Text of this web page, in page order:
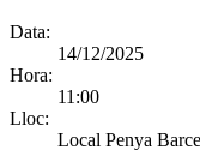
Data:
14/12/2025
Hora:
11:00
Lloc:
Local Penya